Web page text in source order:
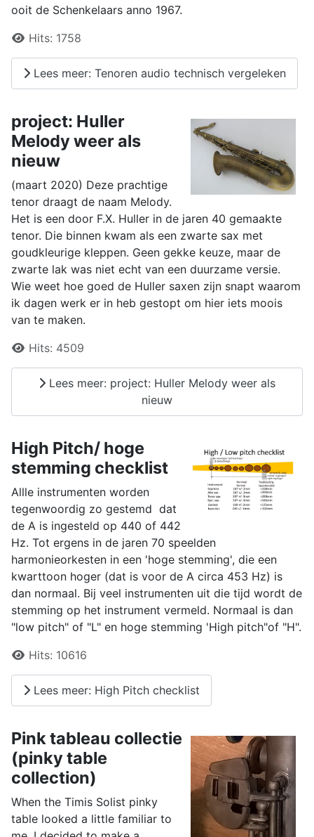
ooit de Schenkelaars anno 1967.
Details
Hits: 1758
Lees meer: Tenoren audio technisch vergeleken
project: Huller
Melody weer als
nieuw
(maart 2020) Deze prachtige
tenor draagt de naam Melody.
Het is een door F.X. Huller in de jaren 40 gemaakte
tenor. Die binnen kwam als een zwarte sax met
goudkleurige kleppen. Geen gekke keuze, maar de
zwarte lak was niet echt van een duurzame versie.
Wie weet hoe goed de Huller saxen zijn snapt waarom
ik dagen werk er in heb gestopt om hier iets moois
van te maken.
Details
Hits: 4509
Lees meer: project: Huller Melody weer als
nieuw
High Pitch/ hoge
stemming checklist
Allle instrumenten worden
tegenwoordig zo gestemd dat
de A is ingesteld op 440 of 442
Hz. Tot ergens in de jaren 70 speelden
harmonieorkesten in een 'hoge stemming', die een
kwarttoon hoger (dat is voor de A circa 453 Hz) is
dan normaal. Bij veel instrumenten uit die tijd wordt de
stemming op het instrument vermeld. Normaal is dan
"low pitch" of "L" en hoge stemming 'High pitch"of "H".
Details
Hits: 10616
Lees meer: High Pitch checklist
Pink tableau collectie
(pinky table
collection)
When the Timis Solist pinky
table looked a little familiar to